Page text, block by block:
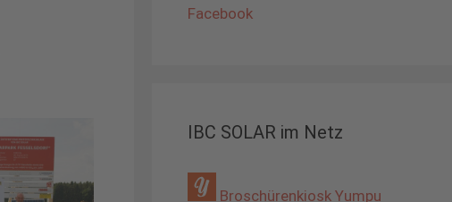
Facebook
IBC SOLAR im Netz
Broschürenkiosk Yumpu